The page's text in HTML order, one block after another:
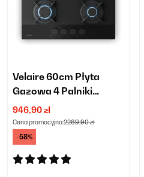
Velaire 60cm Płyta
Gazowa 4 Palniki
Czarny
946,90 zł
Cena promocyjna:2269,90 zł
-58%